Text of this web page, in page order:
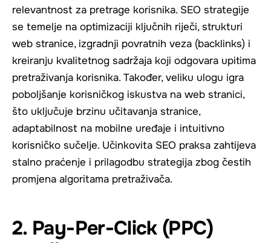
relevantnost za pretrage korisnika. SEO strategije
se temelje na optimizaciji ključnih riječi, strukturi
web stranice, izgradnji povratnih veza (backlinks) i
kreiranju kvalitetnog sadržaja koji odgovara upitima
pretraživanja korisnika. Također, veliku ulogu igra
poboljšanje korisničkog iskustva na web stranici,
što uključuje brzinu učitavanja stranice,
adaptabilnost na mobilne uređaje i intuitivno
korisničko sučelje. Učinkovita SEO praksa zahtijeva
stalno praćenje i prilagodbu strategija zbog čestih
promjena algoritama pretraživača.
2. Pay-Per-Click (PPC)